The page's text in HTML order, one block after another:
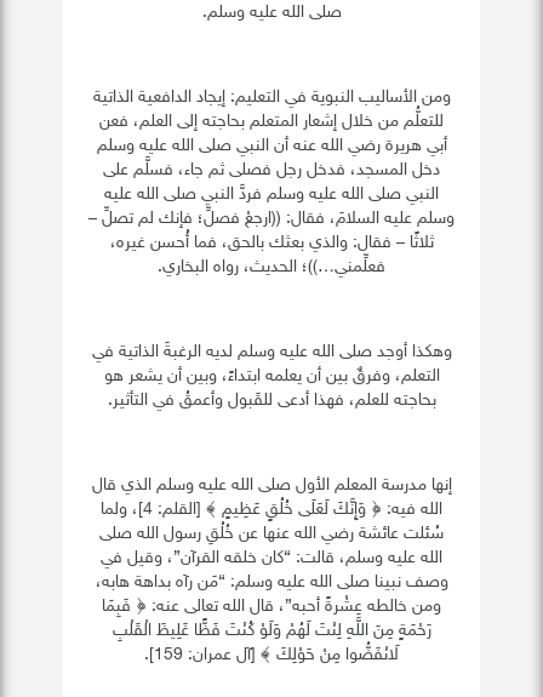
صلى الله عليه وسلم.
ومن الأساليب النبوية في التعليم: إيجاد الدافعية الذاتية
للتعلُّم من خلال إشعار المتعلم بحاجته إلى العلم، فعن
أبي هريرة رضي الله عنه أن النبي صلى الله عليه وسلم
دخل المسجد، فدخل رجل فصلى ثم جاء، فسلَّم على
النبي صلى الله عليه وسلم فردَّ النبي صلى الله عليه
وسلم عليه السلامَ، فقال: ((ارجعْ فصلِّ؛ فإنك لم تصلِّ –
ثلاثًا – فقال: والذي بعثك بالحق، فما أُحسن غيره،
فعلِّمني…))؛ الحديث، رواه البخاري.
وهكذا أوجد صلى الله عليه وسلم لديه الرغبةَ الذاتية في
التعلم، وفرقٌ بين أن يعلمه ابتداءً، وبين أن يشعر هو
بحاجته للعلم، فهذا أدعى للقَبول وأعمقُ في التأثير.
إنها مدرسة المعلم الأول صلى الله عليه وسلم الذي قال
الله فيه: ﴿ وَإِنَّكَ لَعَلَى خُلُقٍ عَظِيمٍ ﴾ [القلم: 4]، ولما
سُئلت عائشة رضي الله عنها عن خُلُقِ رسول الله صلى
الله عليه وسلم، قالت: “كان خلقه القرآن”، وقيل في
وصف نبينا صلى الله عليه وسلم: “مَن رآه بداهة هابه،
ومن خالطه عِشْرةً أحبه”، قال الله تعالى عنه: ﴿ فَبِمَا
رَحْمَةٍ مِنَ اللَّهِ لِنْتَ لَهُمْ وَلَوْ كُنْتَ فَظًّا غَلِيظَ الْقَلْبِ
لَانْفَضُّوا مِنْ حَوْلِكَ ﴾ [آل عمران: 159].